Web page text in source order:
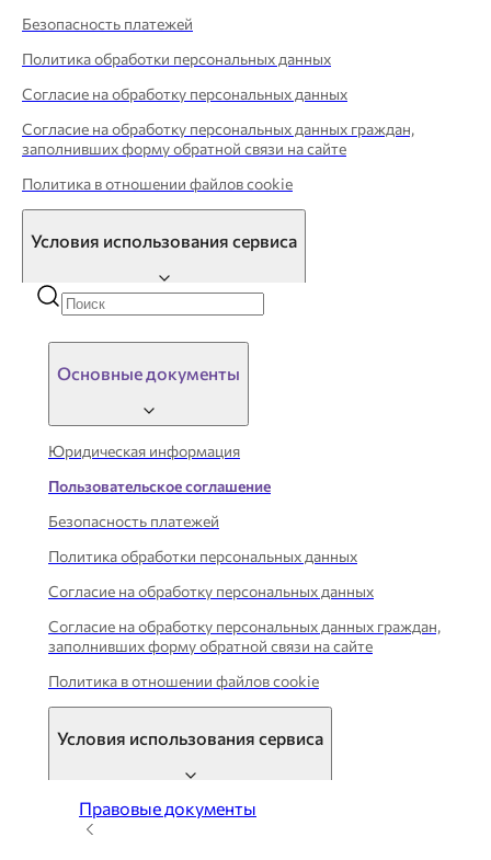
Безопасность платежей
Политика обработки персональных данных
Согласие на обработку персональных данных
Согласие на обработку персональных данных граждан,
заполнивших форму обратной связи на сайте
Политика в отношении файлов cookie
Условия использования сервиса
ЭНЕРГОГАРАНТ
Абсолют Страхование
Архив
Основные документы
Юридическая информация
Пользовательское соглашение
Безопасность платежей
Политика обработки персональных данных
Согласие на обработку персональных данных
Согласие на обработку персональных данных граждан,
заполнивших форму обратной связи на сайте
Политика в отношении файлов cookie
Условия использования сервиса
Технические документы
Правовые документы